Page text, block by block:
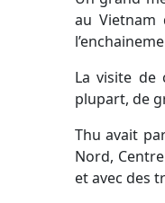
au Vietnam
La visite de
plupart, de
Thu avait
Nord,
et avec des